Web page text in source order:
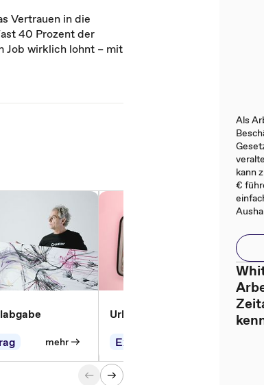
Vertrauen in die
40 Prozent der
Job wirklich lohnt – mit
mehr
Urlaubsgeld
Exklusivbeitrag
Als
kann
€